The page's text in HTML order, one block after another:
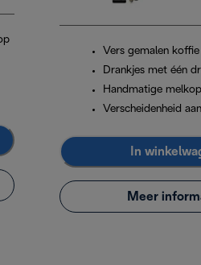
Vers gemalen koffie
Drankjes met één
Handmatige
Verscheidenheid
In
Meer